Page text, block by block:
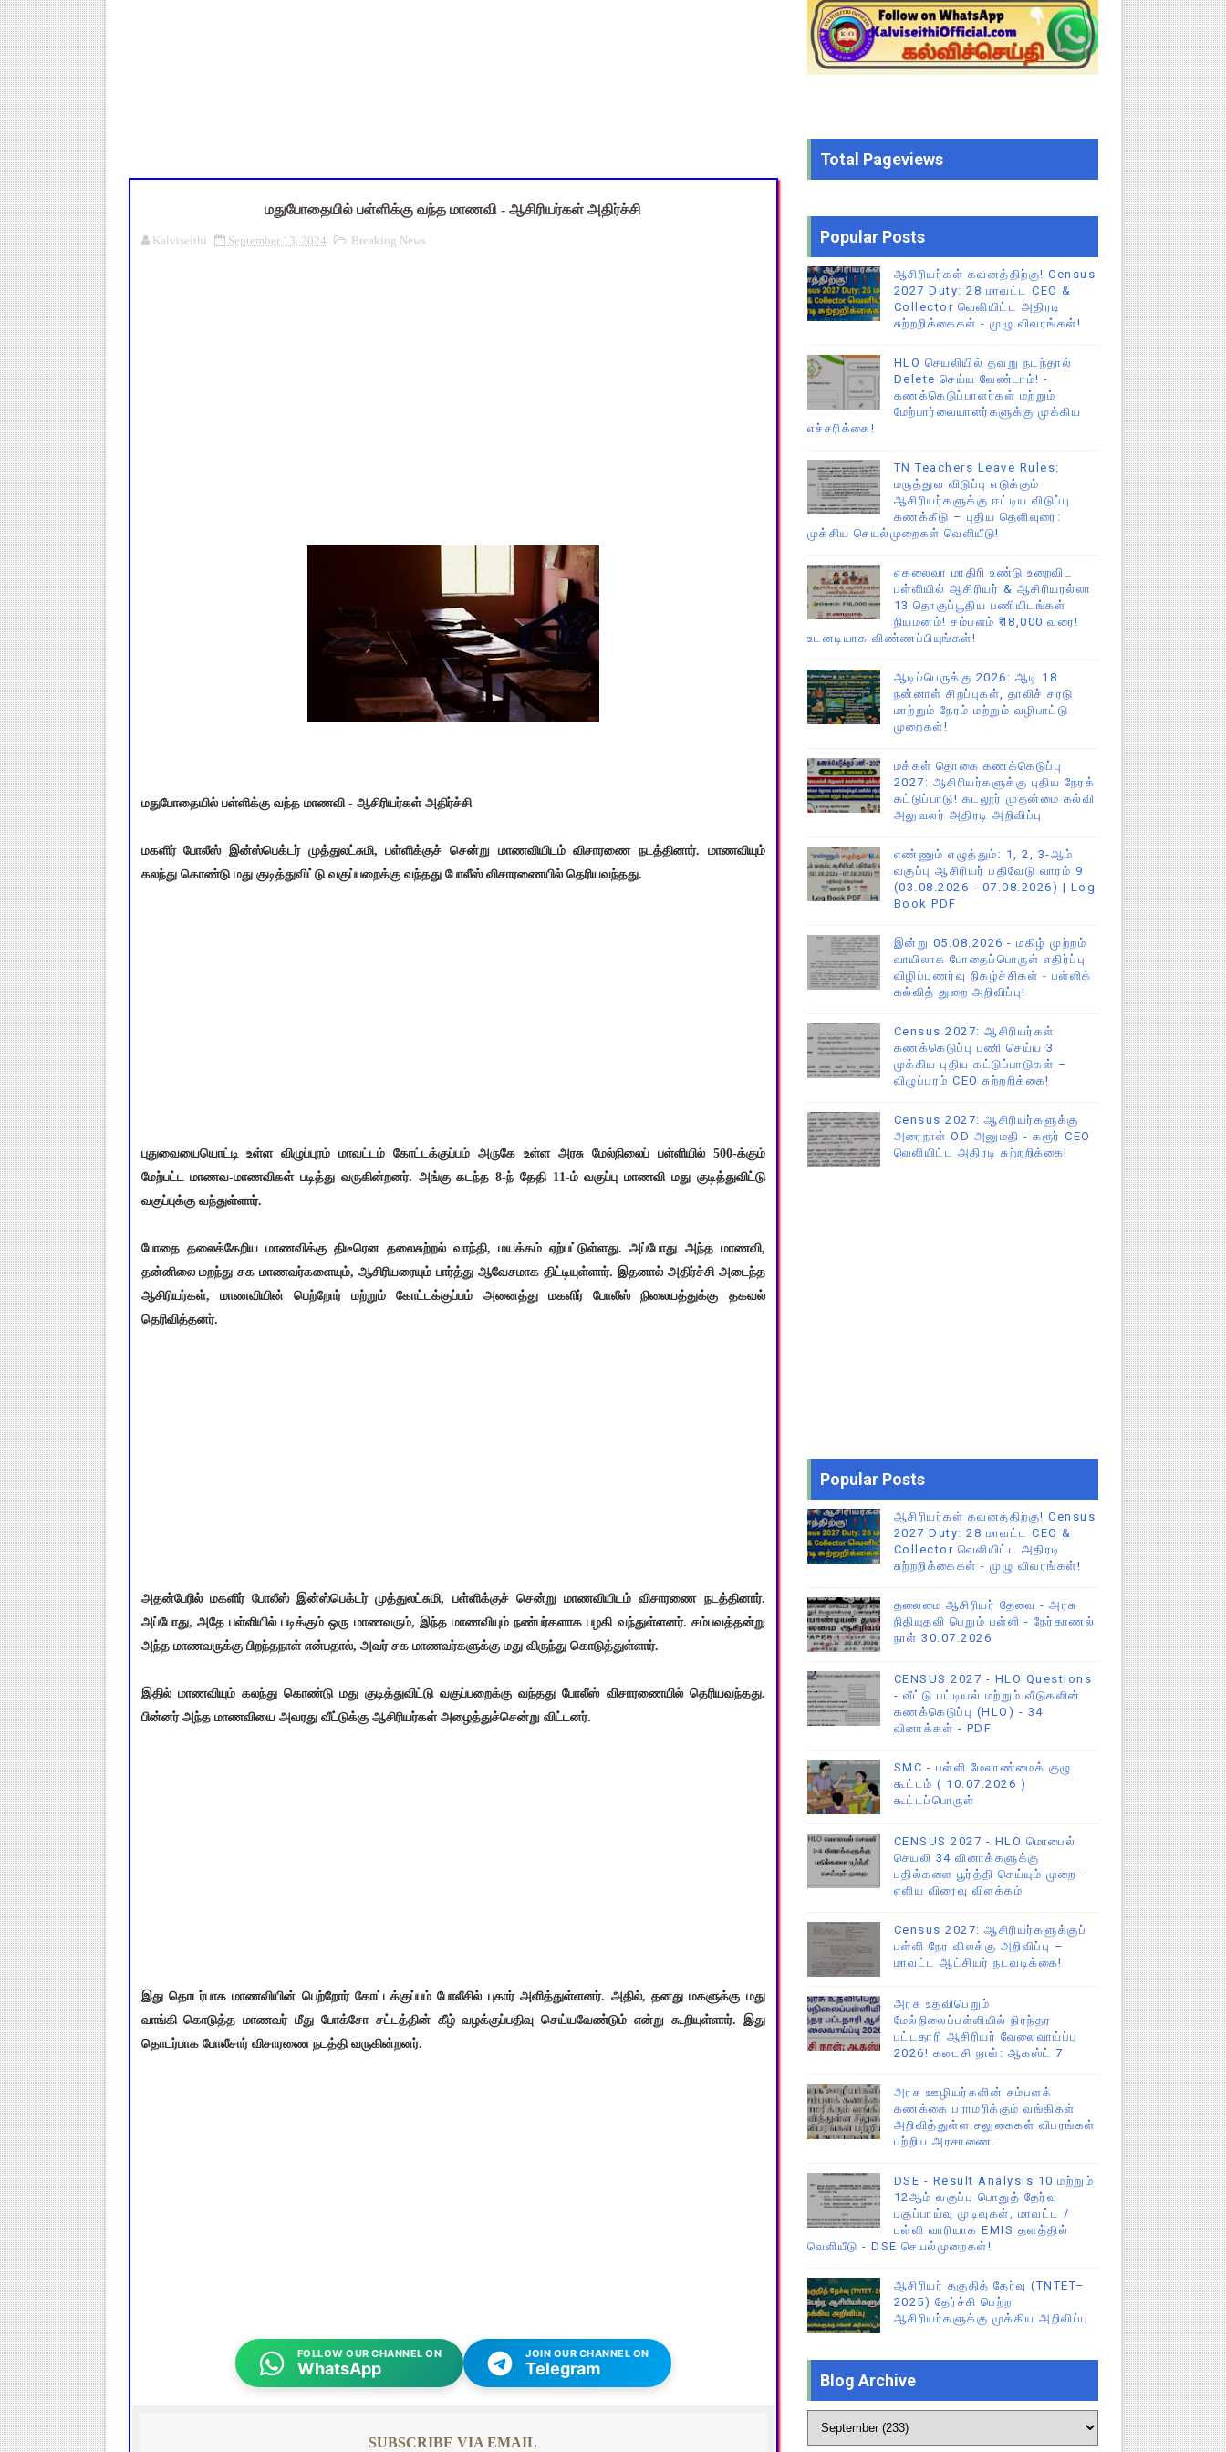
TN SSLC Supplementary Result 2026: 10-ஆம் வகுப்பு துணைத் தேர்வு முடிவுகள் வெளியீடு! தற்காலிக மதிப்பெண் சான்றிதழ் பதிவிறக்கம் செய்வது எப்படி? DGE முக்கிய
ஒருங்கிணைந்த பள்ளிக் கல்வியின் மாநிலத் திட்ட இயக்குநர் Dr.M.ஆர்த்தி, IAS மாற்றம் - புதிய திட்ட இயக்குநராக கலைச்செல்வி மோகன், IAS நியமனம் - அரசாணை
தமிழ்நாடு அரசு ஊழியர்கள் கவனத்திற்கு: பணிநியமனம், பதவி உயர்வு மற்றும் இடமாறுதல் தொடர்பாக முதலமைச்சரின் நிலையான ஆணைகள் (TN Govt Standing
மதுபோதையில் பள்ளிக்கு வந்த மாணவி - ஆசிரியர்கள் அதிர்ச்சி
Kalviseithi September 13, 2024 Breaking News
மதுபோதையில் பள்ளிக்கு வந்த மாணவி - ஆசிரியர்கள் அதிர்ச்சி
மகளிர் போலீஸ் இன்ஸ்பெக்டர் முத்துலட்சுமி, பள்ளிக்குச் சென்று மாணவியிடம் விசாரணை நடத்தினார். மாணவியும்
கலந்து கொண்டு மது குடித்துவிட்டு வகுப்பறைக்கு வந்தது போலீஸ் விசாரணையில் தெரியவந்தது.
புதுவையையொட்டி உள்ள விழுப்புரம் மாவட்டம் கோட்டக்குப்பம் அருகே உள்ள அரசு மேல்நிலைப் பள்ளியில் 500-க்கும்
மேற்பட்ட மாணவ-மாணவிகள் படித்து வருகின்றனர். அங்கு கடந்த 8-ந் தேதி 11-ம் வகுப்பு மாணவி மது குடித்துவிட்டு
வகுப்புக்கு வந்துள்ளார்.
போதை தலைக்கேறிய மாணவிக்கு திடீரென தலைசுற்றல் வாந்தி, மயக்கம் ஏற்பட்டுள்ளது. அப்போது அந்த மாணவி,
தன்னிலை மறந்து சக மாணவர்களையும், ஆசிரியரையும் பார்த்து ஆவேசமாக திட்டியுள்ளார். இதனால் அதிர்ச்சி அடைந்த
ஆசிரியர்கள், மாணவியின் பெற்றோர் மற்றும் கோட்டக்குப்பம் அனைத்து மகளிர் போலீஸ் நிலையத்துக்கு தகவல்
தெரிவித்தனர்.
அதன்பேரில் மகளிர் போலீஸ் இன்ஸ்பெக்டர் முத்துலட்சுமி, பள்ளிக்குச் சென்று மாணவியிடம் விசாரணை நடத்தினார்.
அப்போது, அதே பள்ளியில் படிக்கும் ஒரு மாணவரும், இந்த மாணவியும் நண்பர்களாக பழகி வந்துள்ளனர். சம்பவத்தன்று
அந்த மாணவருக்கு பிறந்தநாள் என்பதால், அவர் சக மாணவர்களுக்கு மது விருந்து கொடுத்துள்ளார்.
இதில் மாணவியும் கலந்து கொண்டு மது குடித்துவிட்டு வகுப்பறைக்கு வந்தது போலீஸ் விசாரணையில் தெரியவந்தது.
பின்னர் அந்த மாணவியை அவரது வீட்டுக்கு ஆசிரியர்கள் அழைத்துச்சென்று விட்டனர்.
இது தொடர்பாக மாணவியின் பெற்றோர் கோட்டக்குப்பம் போலீசில் புகார் அளித்துள்ளனர். அதில், தனது மகளுக்கு மது
வாங்கி கொடுத்த மாணவர் மீது போக்சோ சட்டத்தின் கீழ் வழக்குப்பதிவு செய்யவேண்டும் என்று கூறியுள்ளார். இது
தொடர்பாக போலீசார் விசாரணை நடத்தி வருகின்றனர்.
FOLLOW OUR CHANNEL ON
WhatsApp
JOIN OUR CHANNEL ON
Telegram
SUBSCRIBE VIA EMAIL
Total Pageviews
Popular Posts
ஆசிரியர்கள் கவனத்திற்கு! Census
2027 Duty: 28 மாவட்ட CEO &
Collector வெளியிட்ட அதிரடி
சுற்றறிக்கைகள் - முழு விவரங்கள்!
HLO செயலியில் தவறு நடந்தால்
Delete செய்ய வேண்டாம்! -
கணக்கெடுப்பாளர்கள் மற்றும்
மேற்பார்வையாளர்களுக்கு முக்கிய
எச்சரிக்கை!
TN Teachers Leave Rules:
மருத்துவ விடுப்பு எடுக்கும்
ஆசிரியர்களுக்கு ஈட்டிய விடுப்பு
கணக்கீடு – புதிய தெளிவுரை:
முக்கிய செயல்முறைகள் வெளியீடு!
ஏகலைவா மாதிரி உண்டு உறைவிட
பள்ளியில் ஆசிரியர் & ஆசிரியரல்லா
13 தொகுப்பூதிய பணியிடங்கள்
நியமனம்! சம்பளம் ₹18,000 வரை!
உடனடியாக விண்ணப்பியுங்கள்!
ஆடிப்பெருக்கு 2026: ஆடி 18
நன்னாள் சிறப்புகள், தாலிச் சரடு
மாற்றும் நேரம் மற்றும் வழிபாட்டு
முறைகள்!
மக்கள் தொகை கணக்கெடுப்பு
2027: ஆசிரியர்களுக்கு புதிய நேரக்
கட்டுப்பாடு! கடலூர் முதன்மை கல்வி
அலுவலர் அதிரடி அறிவிப்பு
எண்ணும் எழுத்தும்: 1, 2, 3-ஆம்
வகுப்பு ஆசிரியர் பதிவேடு வாரம் 9
(03.08.2026 - 07.08.2026) | Log
Book PDF
இன்று 05.08.2026 - மகிழ் முற்றம்
வாயிலாக போதைப்பொருள் எதிர்ப்பு
விழிப்புணர்வு நிகழ்ச்சிகள் - பள்ளிக்
கல்வித் துறை அறிவிப்பு!
Census 2027: ஆசிரியர்கள்
கணக்கெடுப்பு பணி செய்ய 3
முக்கிய புதிய கட்டுப்பாடுகள் –
விழுப்புரம் CEO சுற்றறிக்கை!
Census 2027: ஆசிரியர்களுக்கு
அரைநாள் OD அனுமதி - கரூர் CEO
வெளியிட்ட அதிரடி சுற்றறிக்கை!
Popular Posts
ஆசிரியர்கள் கவனத்திற்கு! Census
2027 Duty: 28 மாவட்ட CEO &
Collector வெளியிட்ட அதிரடி
சுற்றறிக்கைகள் - முழு விவரங்கள்!
தலைமை ஆசிரியர் தேவை - அரசு
நிதியுதவி பெறும் பள்ளி - நேர்காணல்
நாள் 30.07.2026
CENSUS 2027 - HLO Questions
- வீட்டு பட்டியல் மற்றும் வீடுகளின்
கணக்கெடுப்பு (HLO) - 34
வினாக்கள் - PDF
SMC - பள்ளி மேலாண்மைக் குழு
கூட்டம் ( 10.07.2026 )
கூட்டப்பொருள்
CENSUS 2027 - HLO மொபைல்
செயலி 34 வினாக்களுக்கு
பதில்களை பூர்த்தி செய்யும் முறை -
எளிய விரைவு விளக்கம்
Census 2027: ஆசிரியர்களுக்குப்
பள்ளி நேர விலக்கு அறிவிப்பு –
மாவட்ட ஆட்சியர் நடவடிக்கை!
அரசு உதவிபெறும்
மேல்நிலைப்பள்ளியில் நிரந்தர
பட்டதாரி ஆசிரியர் வேலைவாய்ப்பு
2026! கடைசி நாள்: ஆகஸ்ட் 7
அரசு ஊழியர்களின் சம்பளக்
கணக்கை பராமரிக்கும் வங்கிகள்
அறிவித்துள்ள சலுகைகள் விபரங்கள்
பற்றிய அரசாணை.
DSE - Result Analysis 10 மற்றும்
12ஆம் வகுப்பு பொதுத் தேர்வு
பகுப்பாய்வு முடிவுகள், மாவட்ட /
பள்ளி வாரியாக EMIS தளத்தில்
வெளியீடு - DSE செயல்முறைகள்!
ஆசிரியர் தகுதித் தேர்வு (TNTET–
2025) தேர்ச்சி பெற்ற
ஆசிரியர்களுக்கு முக்கிய அறிவிப்பு
Blog Archive